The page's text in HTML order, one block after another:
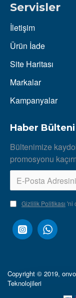
Servisler
İletişim
Ürün İade
Site Haritası
Markalar
Kampanyalar
Haber Bülteni
Bültenimize
promosyonu
Gizlilik Politikası 'ni
Copyright © 2019,
Teknolojileri